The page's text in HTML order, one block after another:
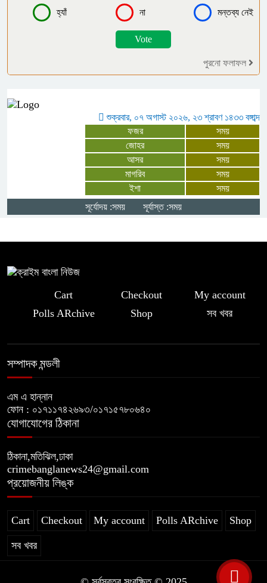
আটক-৩
গাইবান্ধায় বৃষ্টিকে উপেক্ষা করে যথাযোগ্য
“জুলাই সনদের প্রত্যেকটি অক্ষর বাস্তবায়ন
করবে সরকার” – প্রতিমন্ত্রী ফরহাদ হোসেন
আজাদ
চার বিয়ের দাবির মধ্যেই আরেক নারীর ঘরে
হ্যাঁ না মন্তব্য নেই
পুরনো ফলাফল
শুক্রবার, ০৭ অগাস্ট ২০২৬, ২৩ শ্রাবণ ১৪৩৩ বঙ্গাব্দ
ফজর
সময়
জোহর
সময়
আসর
সময়
মাগরিব
সময়
ইশা
সময়
সূর্যোদয় :সময়
সূর্যাস্ত :সময়
Cart Checkout
My account
Polls ARchive
Shop সব খবর
সম্পাদক মন্ডলী
এম এ হান্নান
ফোন : ০১৭১১৭৪২৬৯৩/০১৭১৫৭৮০৬৪০
যোগাযোগের ঠিকানা
ঠিকানা,মতিঝিল,ঢাকা
crimebanglanews24@gmail.com
প্রয়োজনীয় লিঙ্ক
Cart Checkout My account Polls ARchive Shop
সব খবর